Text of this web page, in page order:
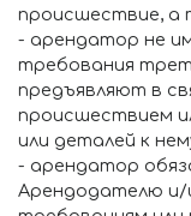
происшествие, а
- арендатор не
требования
предъявляют в
происшествием
или деталей к
- арендатор
Арендодателю и/